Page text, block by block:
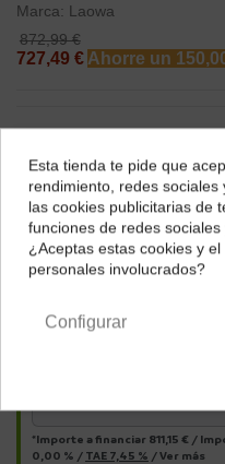
Marca: Laowa
872,99 €
727,49 € Ahorre un
Págalo a
*Importe a financiar 811,15 € /
0,00 % / TAE 7,45 % /Ver más
¿Dónde
Selecciona tu
impuestos
Esta tienda te pide que
rendimiento, redes
las cookies publicitarias de
funciones de redes
¿Aceptas estas cookies y
personales involucrados?
Configurar